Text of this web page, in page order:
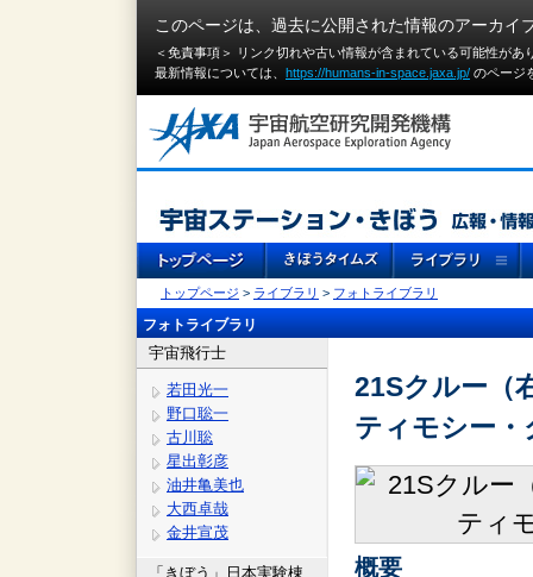
このページは、過去に公開された情報のアーカイ
＜免責事項＞ リンク切れや古い情報が含まれている可能性が
最新情報については、 https://humans-in-space.jaxa.jp/ のページ
トップページ > ライブラリ > フォトライブラリ
フォトライブラリ
宇宙飛行士
若田光一
野口聡一
古川聡
星出彰彦
油井亀美也
大西卓哉
金井宣茂
「きぼう」日本実験棟
21Sクルー（
ティモシー・
概要